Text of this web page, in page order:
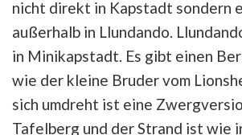
nicht direkt in Kapstadt sondern
außerhalb in Llundando.
in Minikapstadt. Es gibt einen
wie der kleine Bruder vom
sich umdreht ist eine
Tafelberg und der Strand ist wie